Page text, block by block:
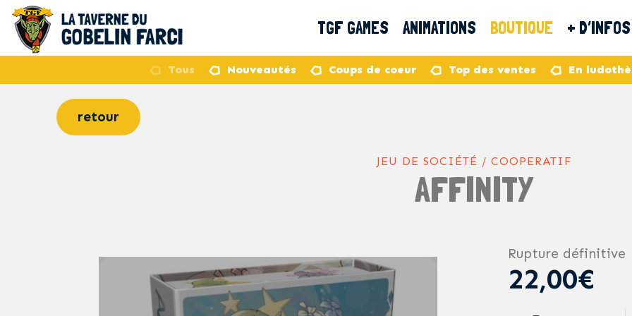
TGF GAMES ANIMATIONS BOUTIQUE + D’INFOS
Tous Nouveautés Coups de coeur Top des ventes En
retour
JEU DE SOCIÉTÉ / COOPERATIF
AFFINITY
Rupture définitive
22,00€